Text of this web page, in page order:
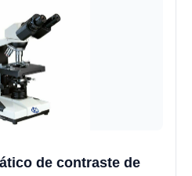
de contraste de